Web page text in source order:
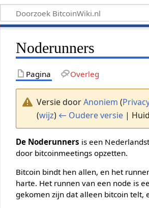
Noderunners
Pagina Overleg
Versie doorAnoniem (
(wijz) ← Oudere versie |
De Noderunners is een
door bitcoinmeetings opzetten.
Bitcoin bindt hen allen, en het
harte. Het runnen van een node is
gekomen zijn dat alleen bitcoin